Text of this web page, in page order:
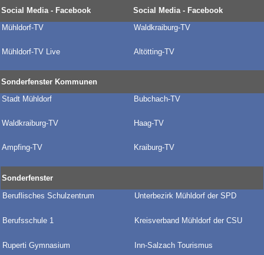
Social Media - Facebook
Social Media - Facebook
Mühldorf-TV
Waldkraiburg-TV
Mühldorf-TV Live Altötting-TV
Sonderfenster Kommunen
Stadt Mühldorf
Bubchach-TV
Waldkraiburg-TV Haag-TV
Ampfing-TV Kraiburg-TV
Sonderfenster
Beruflisches Schulzentrum
Unterbezirk Mühldorf der SPD
Berufsschule 1 Kreisverband Mühldorf der CSU
Ruperti Gymnasium Inn-Salzach Tourismus